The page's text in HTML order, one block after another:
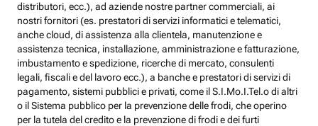
distributori, ecc.), ad aziende nostre partner commerciali, ai
nostri fornitori (es. prestatori di servizi informatici e telematici,
anche cloud, di assistenza alla clientela, manutenzione e
assistenza tecnica, installazione, amministrazione e fatturazione,
imbustamento e spedizione, ricerche di mercato, consulenti
legali, fiscali e del lavoro ecc.), a banche e prestatori di servizi di
pagamento, sistemi pubblici e privati, come il S.I.Mo.I.Tel.o di altri
o il Sistema pubblico per la prevenzione delle frodi, che operino
per la tutela del credito e la prevenzione di frodi e dei furti